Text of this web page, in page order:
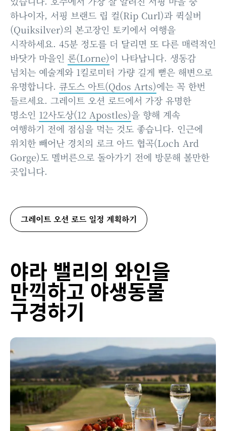
하나이자, 서핑 브랜드 립 컬(Rip Curl)과 퀵실버
(Quiksilver)의 본고장인 토키에서 여행을
시작하세요. 45분 정도를 더 달리면 또 다른 매력적인
바닷가 마을인 론(Lorne)이 나타납니다. 생동감
넘치는 예술계와 1킬로미터 가량 길게 뻗은 해변으로
유명합니다. 큐도스 아트(Qdos Arts)에는 꼭 한번
들르세요. 그레이트 오션 로드에서 가장 유명한
명소인 12사도상(12 Apostles)을 향해 계속
여행하기 전에 점심을 먹는 것도 좋습니다. 인근에
위치한 빼어난 경치의 로크 아드 협곡(Loch Ard
Gorge)도 멜버른으로 돌아가기 전에 방문해 볼만한
곳입니다.
그레이트 오션 로드 일정 계획하기
야라 밸리의 와인을
만끽하고 야생동물
구경하기